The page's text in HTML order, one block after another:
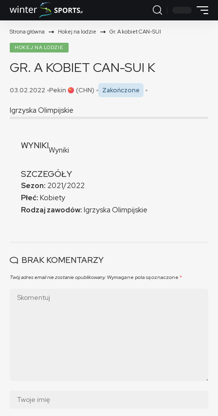
Strona główna Hokej na lodzie Gr. A kobiet CAN-SUI
HOKEJ NA LODZIE
GR. A KOBIET CAN-SUI K
03.02.2022 Pekin (CHN) Zakończone
Igrzyska Olimpijskie
WYNIKIWyniki
SZCZEGÓŁY
Sezon: 2021/2022
Płeć: Kobiety
Rodzaj zawodów: Igrzyska Olimpijskie
BRAK KOMENTARZY
Twój adres email nie zostanie opublikowany. Wymagane pola są oznaczone *